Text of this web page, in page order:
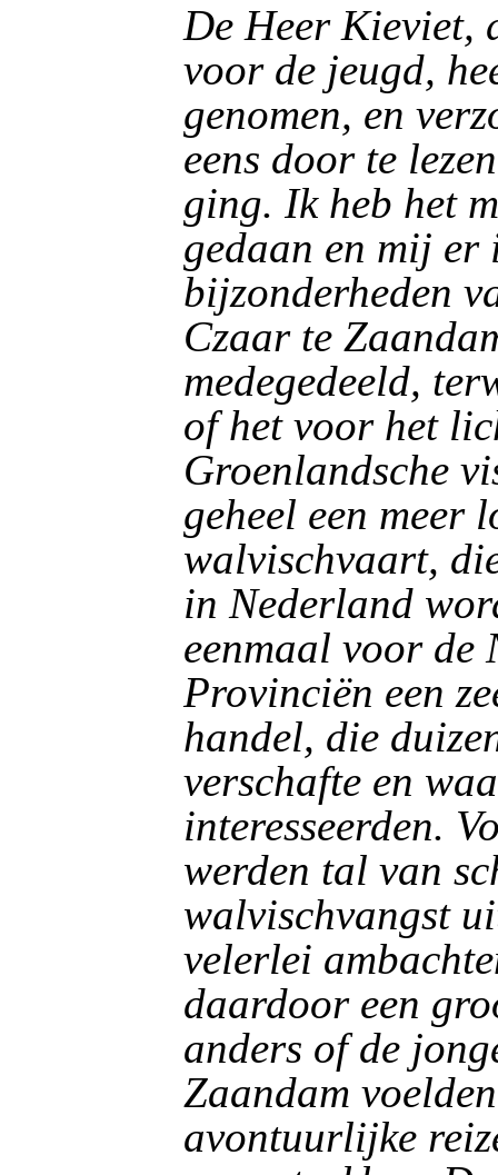
De Heer Kieviet,
voor de jeugd,
genomen, en
eens door te
ging. Ik heb het
gedaan en mij er
bijzonderheden
Czaar te
medegedeeld,
of het voor het
Groenlandsche
geheel een meer
walvischvaart,
in Nederland
eenmaal voor de
Provinciën een
handel, die
verschafte en
interesseerden.
werden tal van
walvischvangst
velerlei
daardoor een
anders of de
Zaandam
avontuurlijke